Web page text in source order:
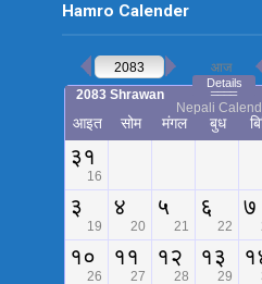
Hamro Calender